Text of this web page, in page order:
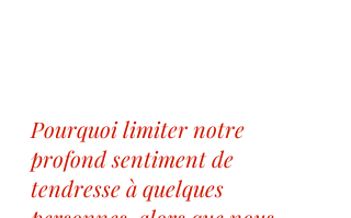
Pourquoi limiter notre
profond sentiment de
tendresse à quelques